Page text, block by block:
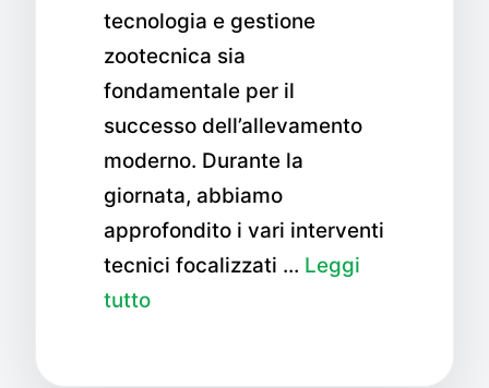
tecnologia e gestione
zootecnica sia
fondamentale per il
successo dell’allevamento
moderno. Durante la
giornata, abbiamo
approfondito i vari interventi
tecnici focalizzati … Leggi
tutto